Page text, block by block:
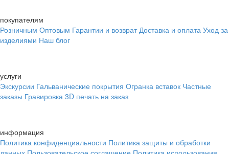
покупателям
Розничным Оптовым Гарантии и возврат Доставка и оплата Уход за
изделиями Наш блог
услуги
Экскурсии Гальванические покрытия Огранка вставок Частные
заказы Гравировка 3D печать на заказ
информация
Политика конфиденциальности Политика защиты и обработки